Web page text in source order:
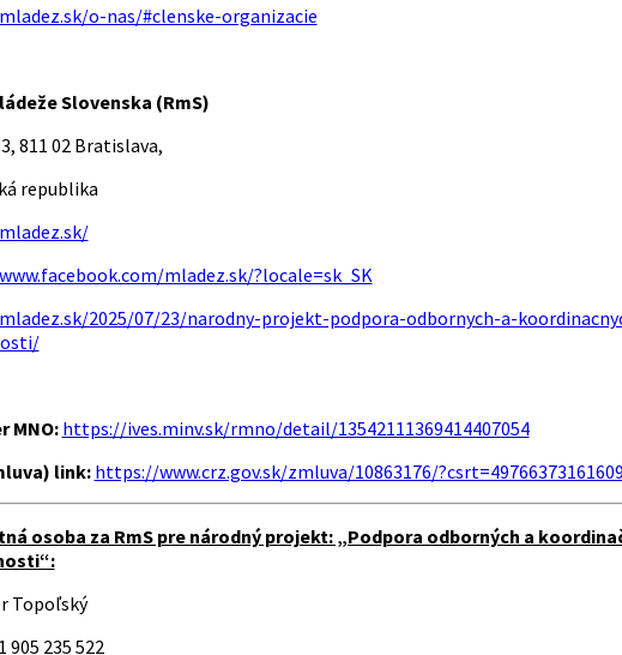
o-nas/#clenske-organizacie
Slovenska (RmS)
811 02 Bratislava,
republika
mladez.sk/?locale=sk_SK
2025/07/23/narodny-projekt-podpora-odbornych-a-
MNO:https://ives.minv.sk/rmno/detail/13542111369414407054
link:https://www.crz.gov.sk/zmluva/10863176/
osoba za RmS pre národný projekt: „Podpora odborných a
Topoľský
905 235 522